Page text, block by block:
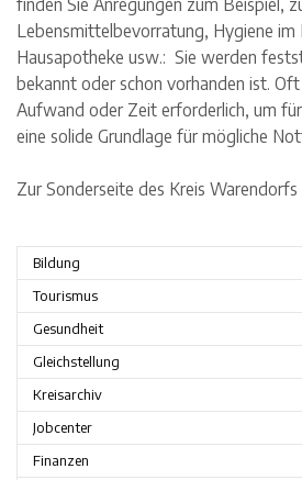
Bildung
Tourismus
Gesundheit
Gleichstellung
Kreisarchiv
Jobcenter
Finanzen
Lebensmittelbevorratung, Hygiene im
Hausapotheke usw.: Sie werden
bekannt oder schon vorhanden ist.
Aufwand oder Zeit erforderlich, um für
eine solide Grundlage für mögliche
Zur Sonderseite des Kreis Warendorfs